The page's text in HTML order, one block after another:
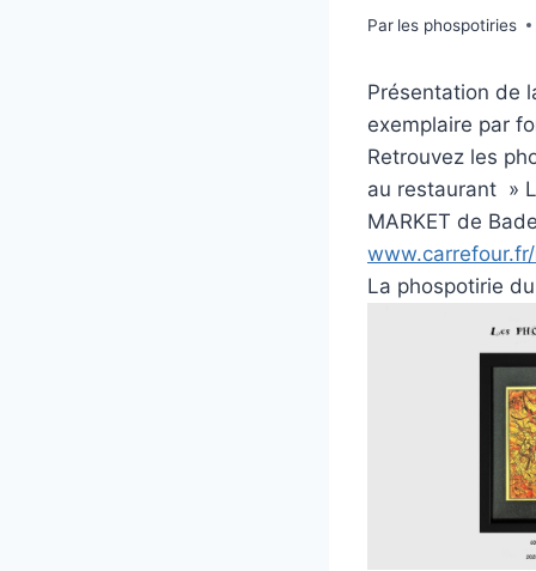
Par les phospotiries
Présentation de
exemplaire par
Retrouvez les
au restaurant »
MARKET de
La phospotirie